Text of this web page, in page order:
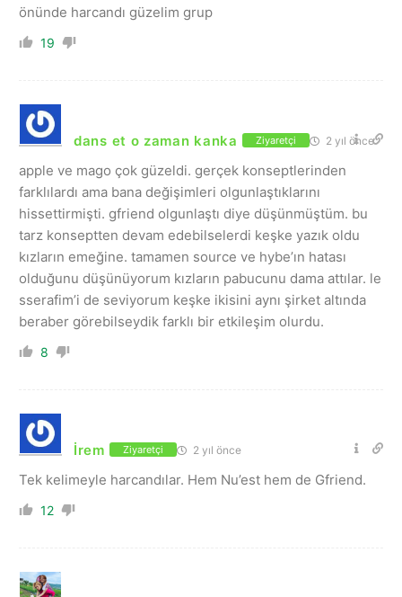
önünde harcandı güzelim grup
19
dans et o zaman kanka Ziyaretçi 2 yıl önce
apple ve mago çok güzeldi. gerçek konseptlerinden
farklılardı ama bana değişimleri olgunlaştıklarını
hissettirmişti. gfriend olgunlaştı diye düşünmüştüm. bu
tarz konseptten devam edebilselerdi keşke yazık oldu
kızların emeğine. tamamen source ve hybe’ın hatası
olduğunu düşünüyorum kızların pabucunu dama attılar. le
sserafim’i de seviyorum keşke ikisini aynı şirket altında
beraber görebilseydik farklı bir etkileşim olurdu.
8
İrem Ziyaretçi 2 yıl önce
Tek kelimeyle harcandılar. Hem Nu’est hem de Gfriend.
12